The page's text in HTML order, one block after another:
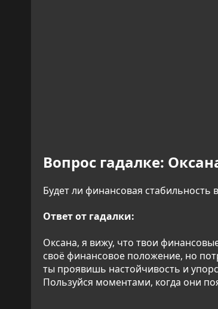
Вопрос гадалке:
Будет ли финансовая стабильность
Ответ от гадалки:
Оксана, я вижу, что твои
своё финансовое положение, но
ты проявишь настойчивость и
Пользуйся моментами, когда они